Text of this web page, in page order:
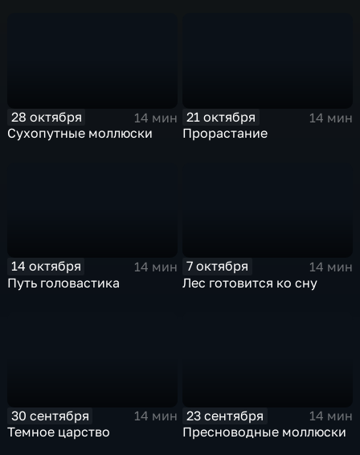
28 октября
14 мин
Сухопутные моллюски
21 октября
14 мин
Прорастание
14 октября
14 мин
Путь головастика
7 октября
14 мин
Лес готовится ко сну
30 сентября
14 мин
Темное царство
23 сентября
14 мин
Пресноводные моллюски